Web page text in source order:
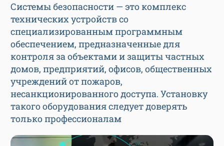
Системы безопасности — это комплекс
технических устройств со
специализированным программным
обеспечением, предназначенные для
контроля за объектами и защиты частных
домов, предприятий, офисов, общественных
учреждений от пожаров,
несанкционированного доступа. Установку
такого оборудования следует доверять
только профессионалам